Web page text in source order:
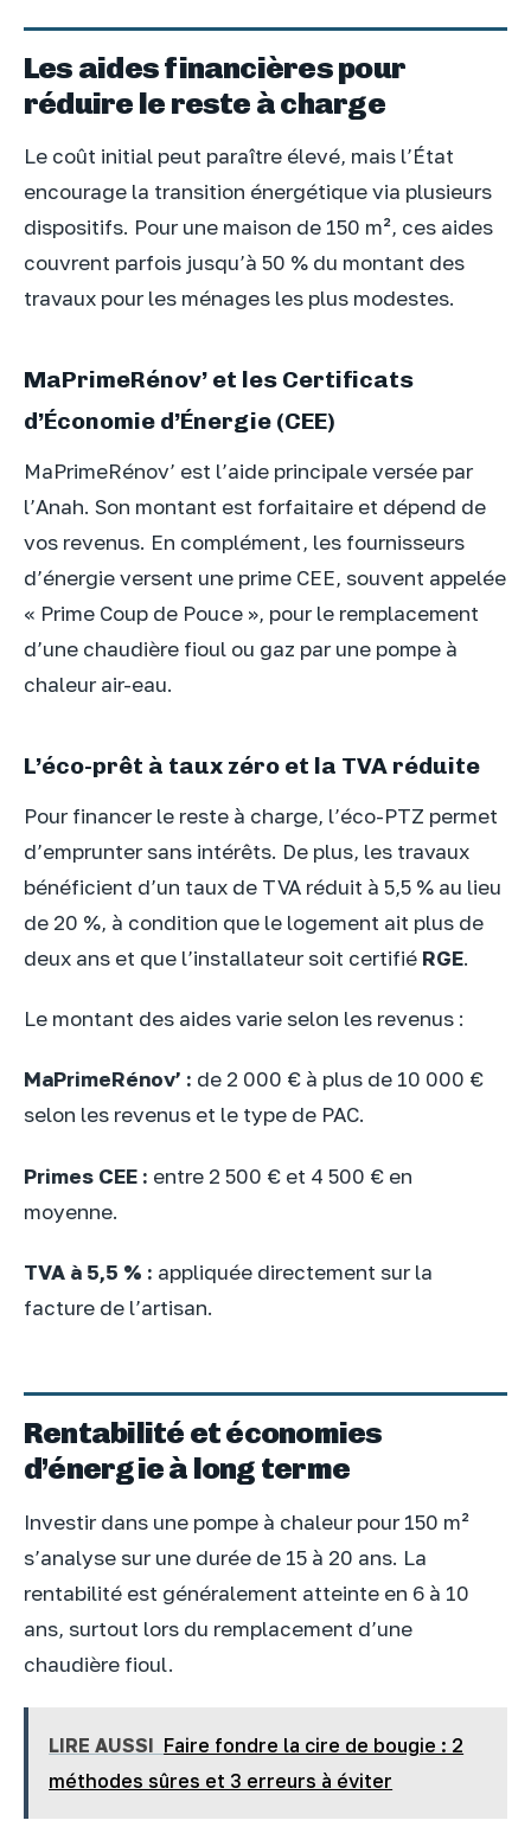
Les aides financières pour
réduire le reste à charge
Le coût initial peut paraître élevé, mais l’État
encourage la transition énergétique via plusieurs
dispositifs. Pour une maison de 150 m², ces aides
couvrent parfois jusqu’à 50 % du montant des
travaux pour les ménages les plus modestes.
MaPrimeRénov’ et les Certificats
d’Économie d’Énergie (CEE)
MaPrimeRénov’ est l’aide principale versée par
l’Anah. Son montant est forfaitaire et dépend de
vos revenus. En complément, les fournisseurs
d’énergie versent une prime CEE, souvent appelée
« Prime Coup de Pouce », pour le remplacement
d’une chaudière fioul ou gaz par une pompe à
chaleur air-eau.
L’éco-prêt à taux zéro et la TVA réduite
Pour financer le reste à charge, l’éco-PTZ permet
d’emprunter sans intérêts. De plus, les travaux
bénéficient d’un taux de TVA réduit à 5,5 % au lieu
de 20 %, à condition que le logement ait plus de
deux ans et que l’installateur soit certifié RGE.
Le montant des aides varie selon les revenus :
MaPrimeRénov’ : de 2 000 € à plus de 10 000 €
selon les revenus et le type de PAC.
Primes CEE : entre 2 500 € et 4 500 € en
moyenne.
TVA à 5,5 % : appliquée directement sur la
facture de l’artisan.
Rentabilité et économies
d’énergie à long terme
Investir dans une pompe à chaleur pour 150 m²
s’analyse sur une durée de 15 à 20 ans. La
rentabilité est généralement atteinte en 6 à 10
ans, surtout lors du remplacement d’une
chaudière fioul.
LIRE AUSSI Faire fondre la cire de bougie : 2
méthodes sûres et 3 erreurs à éviter